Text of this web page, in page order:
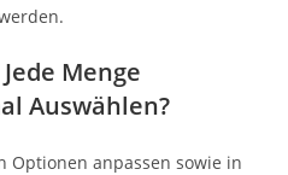
Menge
Auswählen?
Optionen anpassen sowie in